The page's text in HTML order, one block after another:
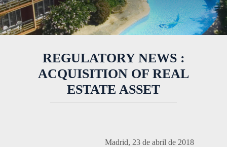
REGULATORY NEWS :
ACQUISITION OF REAL
ESTATE ASSET
Madrid, 23 de abril de 2018